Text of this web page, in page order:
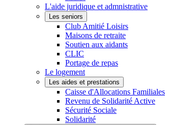
L'aide juridique et admnistrative
Les seniors
Club Amitié Loisirs
Maisons de retraite
Soutien aux aidants
CLIC
Portage de repas
Le logement
Les aides et prestations
Caisse d'Allocations Familiales
Revenu de Solidarité Active
Sécurité Sociale
Solidarité